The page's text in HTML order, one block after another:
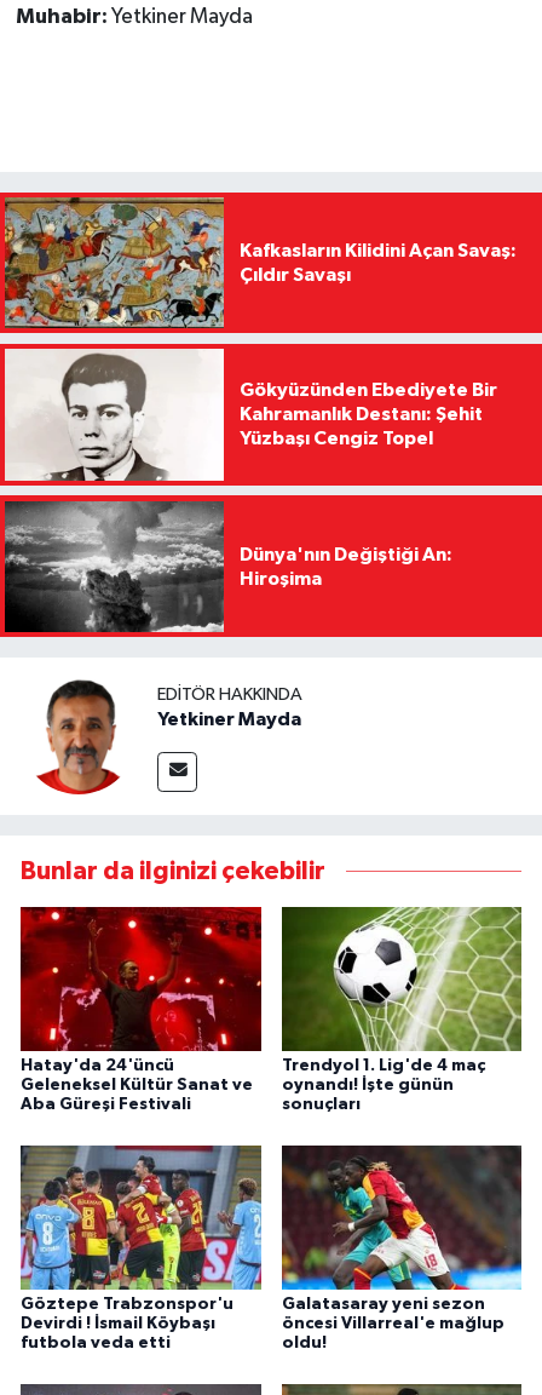
Muhabir: Yetkiner Mayda
Kafkasların Kilidini Açan Savaş:
Çıldır Savaşı
Gökyüzünden Ebediyete Bir
Kahramanlık Destanı: Şehit
Yüzbaşı Cengiz Topel
Dünya'nın Değiştiği An:
Hiroşima
EDITÖR HAKKINDA
Yetkiner Mayda
Bunlar da ilginizi çekebilir
Hatay'da 24'üncü
Geleneksel Kültür Sanat ve
Aba Güreşi Festivali
Trendyol 1. Lig'de 4 maç
oynandı! İşte günün
sonuçları
Göztepe Trabzonspor'u
Devirdi ! İsmail Köybaşı
futbola veda etti
Galatasaray yeni sezon
öncesi Villarreal'e mağlup
oldu!